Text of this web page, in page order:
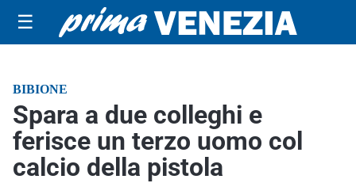
☰
BIBIONE
Spara a due colleghi e
ferisce un terzo uomo col
calcio della pistola